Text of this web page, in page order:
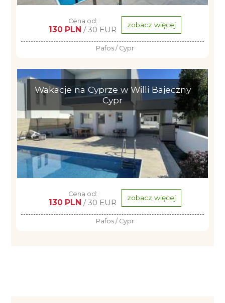
Cena od:
130 PLN / 30 EUR zobacz więcej
Pafos / Cypr
Wakacje na Cyprze w Willi Bajeczny
Cypr
Cena od:
130 PLN / 30 EUR zobacz więcej
Pafos / Cypr